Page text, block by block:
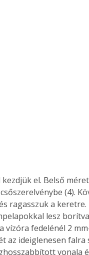
el. Belső
(4).
ragasszuk a
lesz
vízóra fedelénél 2
az ideiglenesen
vonala